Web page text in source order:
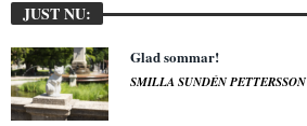
JUST NU:
Glad sommar!
SMILLA SUNDÉN PETTERSSON